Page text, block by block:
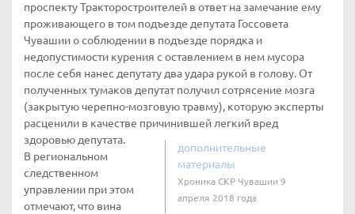
проспекту Тракторостроителей в ответ на замечание ему
проживающего в том подъезде депутата Госсовета
Чувашии о соблюдении в подъезде порядка и
недопустимости курения с оставлением в нем мусора
после себя нанес депутату два удара рукой в голову. От
полученных тумаков депутат получил сотрясение мозга
(закрытую черепно-мозговую травму), которую эксперты
расценили в качестве причинившей легкий вред
здоровью депутата.
дополнительные
материалы
Хроника СКР Чувашии 9
апреля 2018 года
В региональном
следственном
управлении при этом
отмечают, что вина